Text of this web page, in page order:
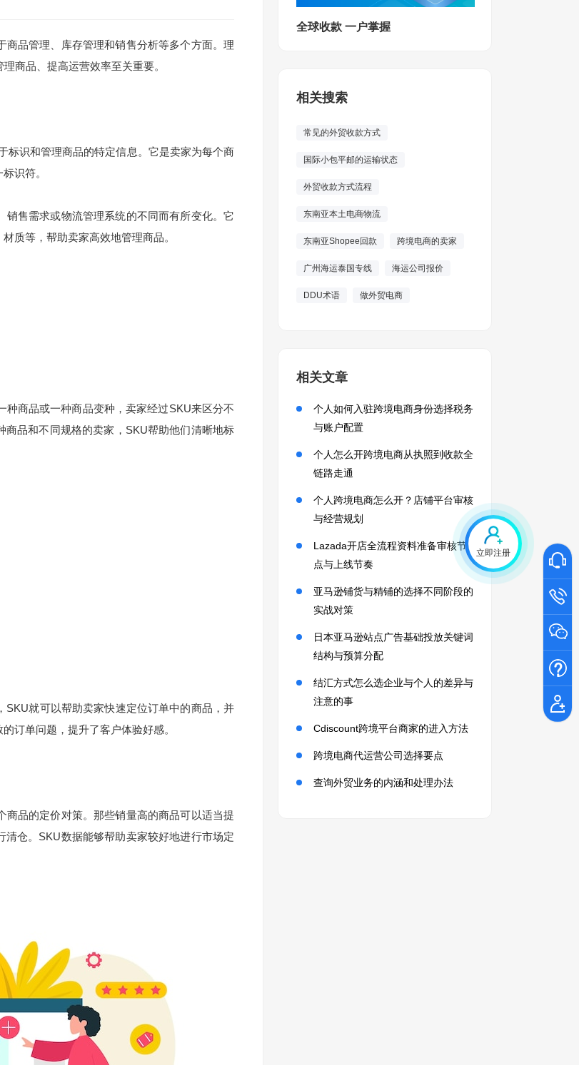
立即注册
品管理、库存管理和销售分析等多个方面。理
商品、提高运营效率至关重要。
标识和管理商品的特定信息。它是卖家为每个商
识符。
售需求或物流管理系统的不同而有所变化。它
质等，帮助卖家高效地管理商品。
商品或一种商品变种，卖家经过SKU来区分不
品和不同规格的卖家，SKU帮助他们清晰地标
就可以帮助卖家快速定位订单中的商品，并
订单问题，提升了客户体验好感。
品的定价对策。那些销量高的商品可以适当提
仓。SKU数据能够帮助卖家较好地进行市场定
全球收款 一户掌握
相关搜索
常见的外贸收款方式
国际小包平邮的运输状态
外贸收款方式流程
东南亚本土电商物流
东南亚Shopee回款 跨境电商的卖家
广州海运泰国专线 海运公司报价
DDU术语 做外贸电商
相关文章
个人如何入驻跨境电商身份选择税务
与账户配置
个人怎么开跨境电商从执照到收款全
链路走通
个人跨境电商怎么开？店铺平台审核
与经营规划
Lazada开店全流程资料准备审核节
点与上线节奏
亚马逊铺货与精铺的选择不同阶段的
实战对策
日本亚马逊站点广告基础投放关键词
结构与预算分配
结汇方式怎么选企业与个人的差异与
注意的事
Cdiscount跨境平台商家的进入方法
跨境电商代运营公司选择要点
查询外贸业务的内涵和处理办法